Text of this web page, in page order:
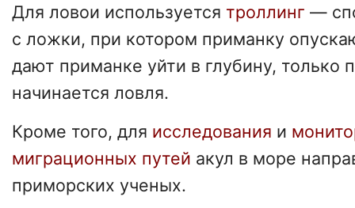
Для ловои используется троллинг —
с ложки, при котором приманку
дают приманке уйти в глубину, только
начинается ловля.
Кроме того, для исследования и
миграционных путей акул в море
приморских ученых.